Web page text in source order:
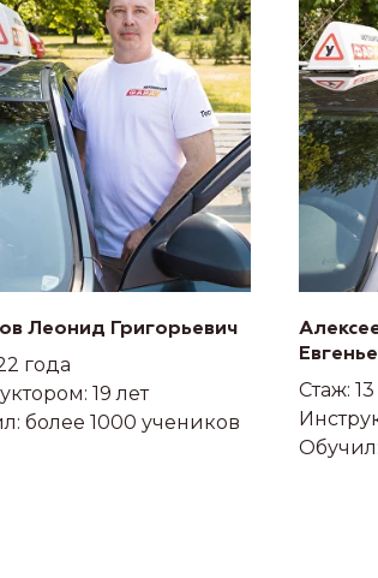
Леонид Григорьевич
года
19 лет
более 1000 учеников
Стаж: